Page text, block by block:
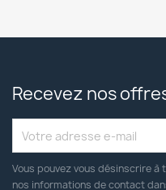
Recevez nos
Vous pouvez vous désinscrire à
nos informations de contact